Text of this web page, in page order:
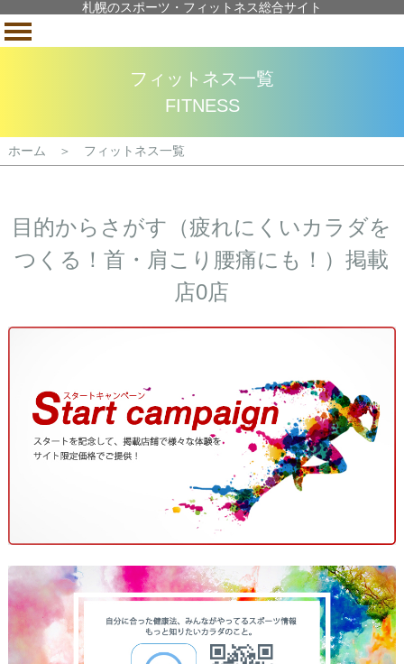
札幌のスポーツ・フィットネス総合サイト
フィットネス一覧
FITNESS
ホーム ＞ フィットネス一覧
目的からさがす（疲れにくいカラダを
つくる！首・肩こり腰痛にも！）掲載
店0店